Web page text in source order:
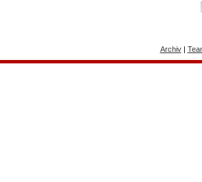
Archiv|